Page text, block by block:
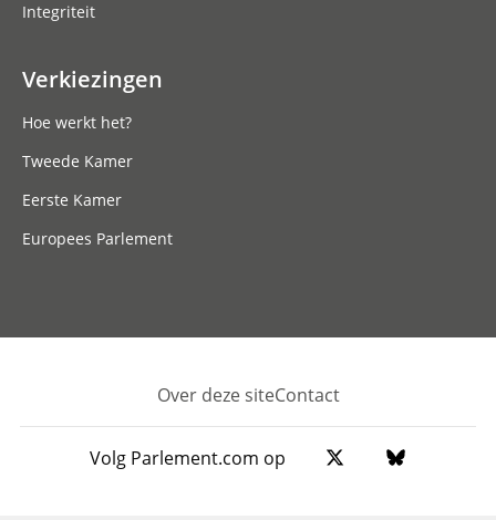
Integriteit
Verkiezingen
Hoe werkt het?
Tweede Kamer
Eerste Kamer
Europees Parlement
Footer
Over deze siteContact
Volg Parlement.com op